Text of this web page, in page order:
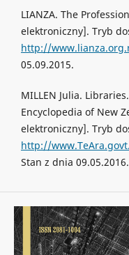
LIANZA. The
elektroniczny]. Tryb
http://
05.09.2015.
MILLEN Julia.
Encyclopedia of New
elektroniczny]. Tryb
http://
Stan z dnia 09.05.2016.